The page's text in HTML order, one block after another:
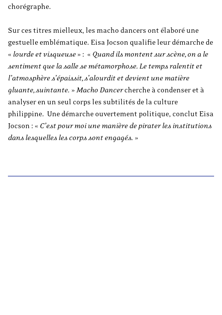
chorégraphe.
Sur ces titres mielleux, les macho dancers ont élaboré une
gestuelle emblématique. Eisa Jocson qualifie leur démarche de
« lourde et visqueuse » : « Quand ils montent sur scène, on a le
sentiment que la salle se métamorphose. Le temps ralentit et
l’atmosphère s’épaissit, s’alourdit et devient une matière
gluante, suintante. » Macho Dancercherche à condenser et à
analyser en un seul corps les subtilités de la culture
philippine. Une démarche ouvertement politique, conclut Eisa
Jocson : « C’est pour moi une manière de pirater les institutions
dans lesquelles les corps sont engagés. »